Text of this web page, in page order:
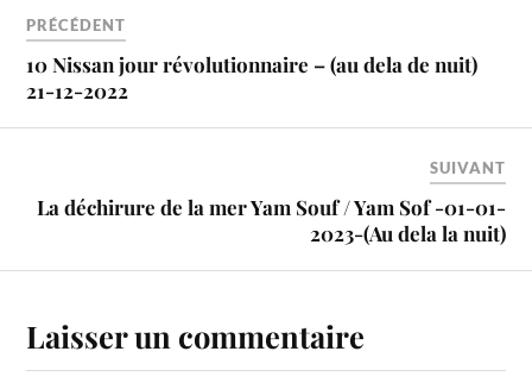
PRÉCÉDENT
10 Nissan jour révolutionnaire – (au dela de nuit)
21-12-2022
SUIVANT
La déchirure de la mer Yam Souf / Yam Sof -01-01-
2023-(Au dela la nuit)
Laisser un commentaire